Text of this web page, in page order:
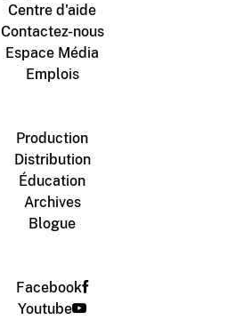
Centre d'aide
Contactez-nous
Espace Média
Emplois
Production
Distribution
Éducation
Archives
Blogue
Facebook
Youtube